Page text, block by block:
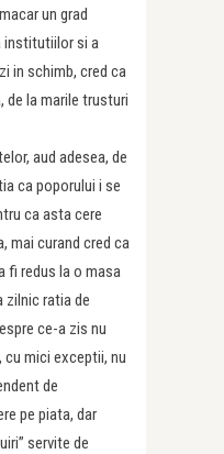
un grad
institutiilor si a
in schimb, cred ca
de la marile trusturi
aud adesea, de
ca poporului i se
ca asta cere
mai curand cred ca
fi redus la o masa
zilnic ratia de
ce-a zis nu
cu mici exceptii, nu
de
pe piata, dar
servite de